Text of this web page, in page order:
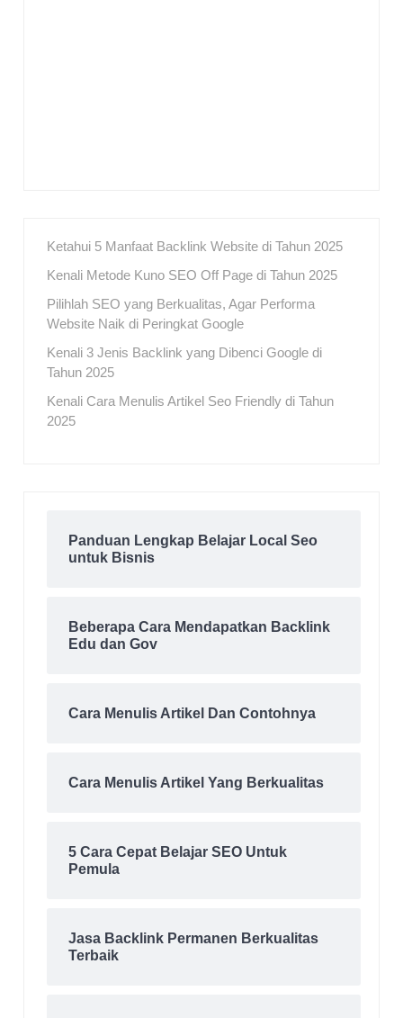
Ketahui 5 Manfaat Backlink Website di Tahun 2025
Kenali Metode Kuno SEO Off Page di Tahun 2025
Pilihlah SEO yang Berkualitas, Agar Performa
Website Naik di Peringkat Google
Kenali 3 Jenis Backlink yang Dibenci Google di
Tahun 2025
Kenali Cara Menulis Artikel Seo Friendly di Tahun
2025
Panduan Lengkap Belajar Local Seo
untuk Bisnis
Beberapa Cara Mendapatkan Backlink
Edu dan Gov
Cara Menulis Artikel Dan Contohnya
Cara Menulis Artikel Yang Berkualitas
5 Cara Cepat Belajar SEO Untuk
Pemula
Jasa Backlink Permanen Berkualitas
Terbaik